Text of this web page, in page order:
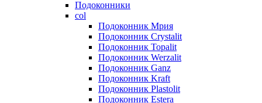
Подоконники
col
Подоконник Мрия
Подоконник Crystalit
Подоконник Topalit
Подоконник Werzalit
Подоконник Ganz
Подоконник Kraft
Подоконник Plastolit
Подоконник Estera